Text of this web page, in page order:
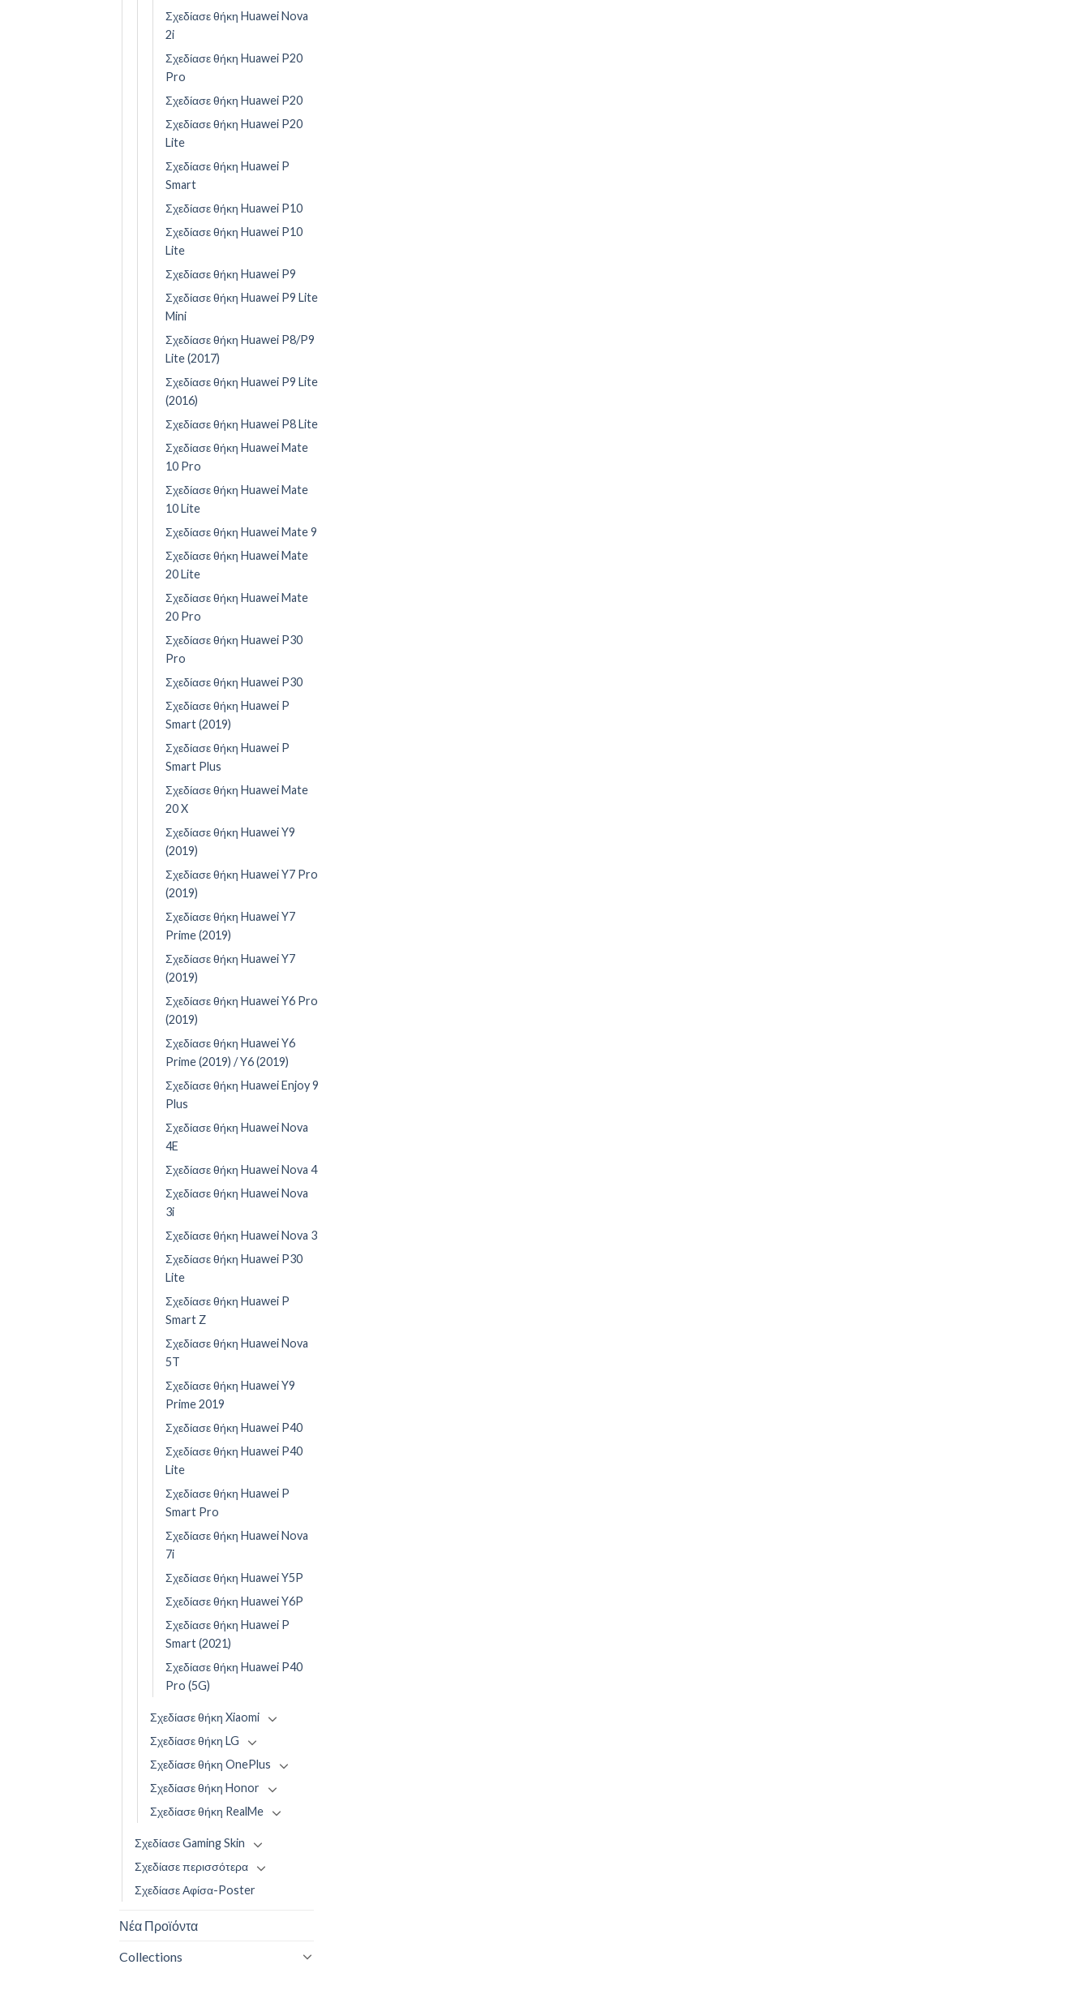
Σχεδίασε θήκη Huawei Nova
2i
Σχεδίασε θήκη Huawei P20
Pro
Σχεδίασε θήκη Huawei P20
Σχεδίασε θήκη Huawei P20
Lite
Σχεδίασε θήκη Huawei P
Smart
Σχεδίασε θήκη Huawei P10
Σχεδίασε θήκη Huawei P10
Lite
Σχεδίασε θήκη Huawei P9
Σχεδίασε θήκη Huawei P9 Lite
Mini
Σχεδίασε θήκη Huawei P8/P9
Lite (2017)
Σχεδίασε θήκη Huawei P9 Lite
(2016)
Σχεδίασε θήκη Huawei P8 Lite
Σχεδίασε θήκη Huawei Mate
10 Pro
Σχεδίασε θήκη Huawei Mate
10 Lite
Σχεδίασε θήκη Huawei Mate 9
Σχεδίασε θήκη Huawei Mate
20 Lite
Σχεδίασε θήκη Huawei Mate
20 Pro
Σχεδίασε θήκη Huawei P30
Pro
Σχεδίασε θήκη Huawei P30
Σχεδίασε θήκη Huawei P
Smart (2019)
Σχεδίασε θήκη Huawei P
Smart Plus
Σχεδίασε θήκη Huawei Mate
20 X
Σχεδίασε θήκη Huawei Y9
(2019)
Σχεδίασε θήκη Huawei Y7 Pro
(2019)
Σχεδίασε θήκη Huawei Y7
Prime (2019)
Σχεδίασε θήκη Huawei Y7
(2019)
Σχεδίασε θήκη Huawei Y6 Pro
(2019)
Σχεδίασε θήκη Huawei Y6
Prime (2019) / Y6 (2019)
Σχεδίασε θήκη Huawei Enjoy 9
Plus
Σχεδίασε θήκη Huawei Nova
4E
Σχεδίασε θήκη Huawei Nova 4
Σχεδίασε θήκη Huawei Nova
3i
Σχεδίασε θήκη Huawei Nova 3
Σχεδίασε θήκη Huawei P30
Lite
Σχεδίασε θήκη Huawei P
Smart Z
Σχεδίασε θήκη Huawei Nova
5T
Σχεδίασε θήκη Huawei Y9
Prime 2019
Σχεδίασε θήκη Huawei P40
Σχεδίασε θήκη Huawei P40
Lite
Σχεδίασε θήκη Huawei P
Smart Pro
Σχεδίασε θήκη Huawei Nova
7i
Σχεδίασε θήκη Huawei Y5P
Σχεδίασε θήκη Huawei Y6P
Σχεδίασε θήκη Huawei P
Smart (2021)
Σχεδίασε θήκη Huawei P40
Pro (5G)
Σχεδίασε θήκη Xiaomi
Σχεδίασε θήκη LG
Σχεδίασε θήκη OnePlus
Σχεδίασε θήκη Honor
Σχεδίασε θήκη RealMe
Σχεδίασε Gaming Skin
Σχεδίασε περισσότερα
Σχεδίασε Αφίσα-Poster
Νέα Προϊόντα
Collections